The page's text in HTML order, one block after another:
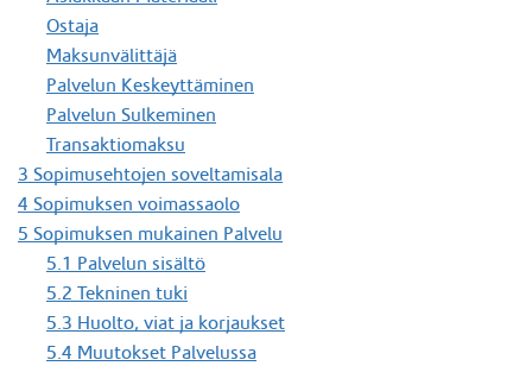
Ostaja
Maksunvälittäjä
Palvelun Keskeyttäminen
Palvelun Sulkeminen
Transaktiomaksu
3 Sopimusehtojen soveltamisala
4 Sopimuksen voimassaolo
5 Sopimuksen mukainen Palvelu
5.1 Palvelun sisältö
5.2 Tekninen tuki
5.3 Huolto, viat ja korjaukset
5.4 Muutokset Palvelussa